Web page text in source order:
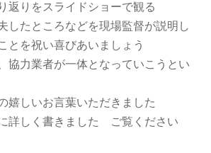
返りをスライドショーで観る
したところなどを現場監督が説明し
とを祝い喜びあいましょう
協力業者が一体となっていこうとい
嬉しいお言葉いただきました
詳しく書きました ご覧ください